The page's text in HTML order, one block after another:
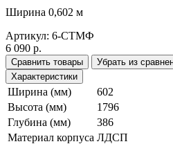
Ширина 0,602 м
Артикул: 6-СТМФ
6 090 р.
Сравнить товары
Убрать из
Характеристики
Ширина (мм)
602
Высота (мм)
1796
Глубина (мм)
386
Материал корпуса ЛДСП